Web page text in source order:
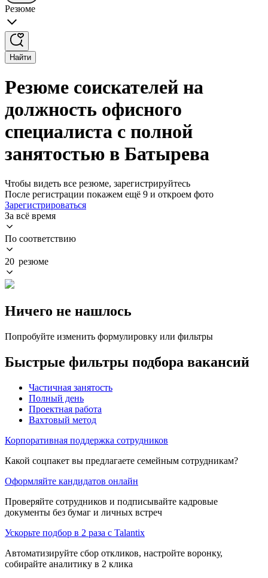
Резюме
Найти
Резюме соискателей на
должность офисного
специалиста с полной
занятостью в Батырева
Чтобы видеть все резюме, зарегистрируйтесь
После регистрации покажем ещё 9 и откроем фото
Зарегистрироваться
За всё время
По соответствию
20 резюме
Ничего не нашлось
Попробуйте изменить формулировку или фильтры
Быстрые фильтры подбора вакансий
Частичная занятость
Полный день
Проектная работа
Вахтовый метод
Корпоративная поддержка сотрудников
Какой соцпакет вы предлагаете семейным сотрудникам?
Оформляйте кандидатов онлайн
Проверяйте сотрудников и подписывайте кадровые
документы без бумаг и личных встреч
Ускорьте подбор в 2 раза с Talantix
Автоматизируйте сбор откликов, настройте воронку,
собирайте аналитику в 2 клика